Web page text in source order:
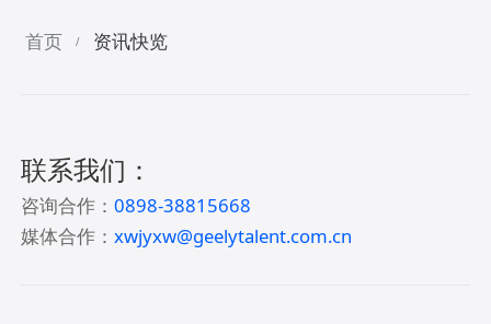
首页 / 资讯快览
联系我们：
咨询合作：0898-38815668
媒体合作：xwjyxw@geelytalent.com.cn